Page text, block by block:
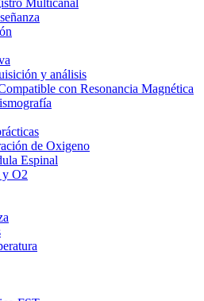
Multicanal
y análisis
con Resonancia Magnética
de Oxigeno
Espinal
y O2